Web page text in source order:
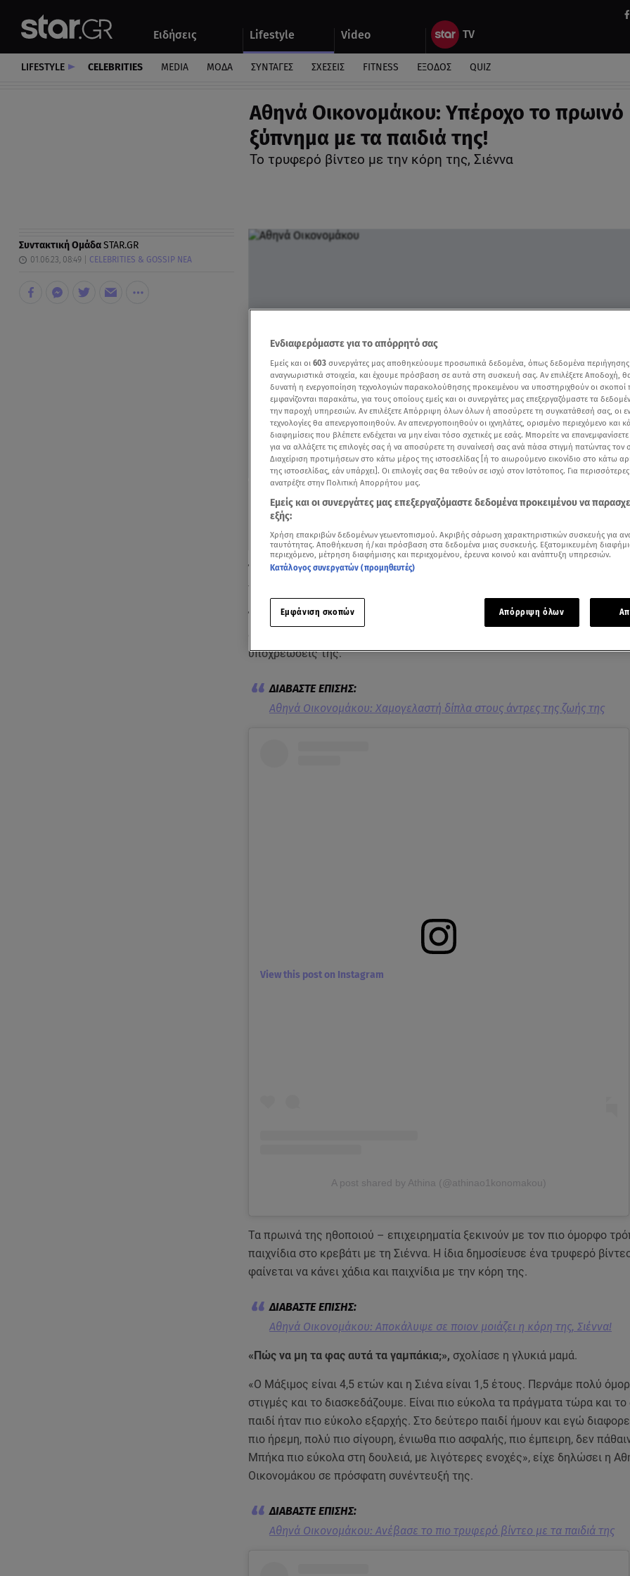
Ειδήσεις Lifestyle Video
Αυτοκίνητο
LIFESTYLE CELEBRITIES MEDIA ΜΟΔΑ ΣΥΝΤΑΓΕΣ ΣΧΕΣΕΙΣ FITNESS ΕΞΟΔΟΣ QUIZ
Αθηνά Οικονομάκου: Υπέροχο το πρωινό
ξύπνημα με τα παιδιά της!
Το τρυφερό βίντεο με την κόρη της, Σιέννα
Συντακτική ΟμάδαSTAR.GR
01.06.23, 08:49 CELEBRITIES & GOSSIP ΝΕΑ
Δείτε περισσότερα άρθρα μας στα αποτελέσματα αναζήτησης
Όσο επιβαρυμένο κι αν είναι το καθημερινό της πρόγραμμα, η
πάντα βρίσκει χρόνο για την οικογένειά της.
Όπως είχε πει η ίδια σε ένα πρόσφατο Q & A, τα παιδιά της είναι
υποχρεώσεις της.
Αθηνά Οικονομάκου: Χαμογελαστή δίπλα στους άντρες της ζωής της
View this post on Instagram
A post shared by Athina (@athinao1konomakou)
Τα πρωινά της ηθοποιού – επιχειρηματία ξεκινούν με τον πιο όμορφο
παιχνίδια στο κρεβάτι με τη Σιέννα. Η ίδια δημοσίευσε ένα τρυφερό
φαίνεται να κάνει χάδια και παιχνίδια με την κόρη της.
Αθηνά Οικονομάκου: Αποκάλυψε σε ποιον μοιάζει η κόρη της, Σιέννα!
«Πώς να μη τα φας αυτά τα γαμπάκια;», σχολίασε η γλυκιά μαμά.
«Ο Μάξιμος είναι 4,5 ετών και η Σιένα είναι 1,5 έτους. Περνάμε πολύ
στιγμές και το διασκεδάζουμε. Είναι πιο εύκολα τα πράγματα τώρα και
παιδί ήταν πιο εύκολο εξαρχής. Στο δεύτερο παιδί ήμουν και εγώ
πιο ήρεμη, πολύ πιο σίγουρη, ένιωθα πιο ασφαλής, πιο έμπειρη, δεν
Μπήκα πιο εύκολα στη δουλειά, με λιγότερες ενοχές», είχε δηλώσει η
Οικονομάκου σε πρόσφατη συνέντευξή της.
Αθηνά Οικονομάκου: Ανέβασε το πιο τρυφερό βίντεο με τα παιδιά της
Ενδιαφερόμαστε για το απόρρητό σας
Εμείς και οι 603 συνεργάτες μας αποθηκεύουμε προσωπικά δεδομένα, όπως δεδομένα
αναγνωριστικά στοιχεία, και έχουμε πρόσβαση σε αυτά στη συσκευή σας. Αν επιλέξετε Αποδοχή,
δυνατή η ενεργοποίηση τεχνολογιών παρακολούθησης προκειμένου να υποστηριχθούν οι σκοποί
εμφανίζονται παρακάτω, για τους οποίους εμείς και οι συνεργάτες μας επεξεργαζόμαστε τα
την παροχή υπηρεσιών. Αν επιλέξετε Απόρριψη όλων όλων ή αποσύρετε τη συγκατάθεσή σας, οι
τεχνολογίες θα απενεργοποιηθούν. Αν απενεργοποιηθούν οι ιχνηλάτες, ορισμένο περιεχόμενο και
διαφημίσεις που βλέπετε ενδέχεται να μην είναι τόσο σχετικές με εσάς. Μπορείτε να
για να αλλάξετε τις επιλογές σας ή να αποσύρετε τη συναίνεσή σας ανά πάσα στιγμή πατώντας τον
Διαχείριση προτιμήσεων στο κάτω μέρος της ιστοσελίδας [ή το αιωρούμενο εικονίδιο στο κάτω
της ιστοσελίδας, εάν υπάρχει]. Οι επιλογές σας θα τεθούν σε ισχύ στον Ιστότοπος. Για
ανατρέξτε στην Πολιτική Απορρήτου μας.
Εμείς και οι συνεργάτες μας επεξεργαζόμαστε δεδομένα προκειμένου να
εξής:
Χρήση επακριβών δεδομένων γεωεντοπισμού. Ακριβής σάρωση χαρακτηριστικών συσκευής για
ταυτότητας. Αποθήκευση ή/και πρόσβαση στα δεδομένα μιας συσκευής. Εξατομικευμένη
περιεχόμενο, μέτρηση διαφήμισης και περιεχομένου, έρευνα κοινού και ανάπτυξη υπηρεσιών.
Κατάλογος συνεργατών (προμηθευτές)
Εμφάνιση σκοπών Απόρριψη όλων